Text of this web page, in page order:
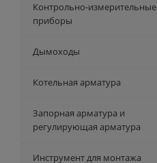
Контрольно-измерительные
приборы
Дымоходы
Котельная арматура
Запорная арматура и
регулирующая арматура
Инструмент для монтажа